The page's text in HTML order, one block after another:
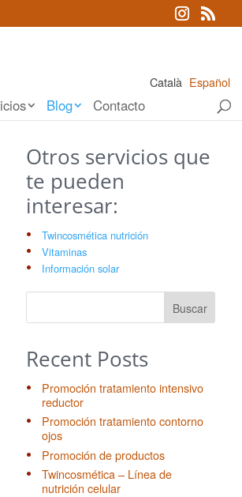
Català Español
Blog Contacto
Otros servicios que
te pueden
interesar:
Twincosmética nutrición
Vitaminas
Información solar
Buscar
Recent Posts
Promoción tratamiento intensivo
reductor
Promoción tratamiento contorno
ojos
Promoción de productos
Twincosmética – Línea de
nutrición celular